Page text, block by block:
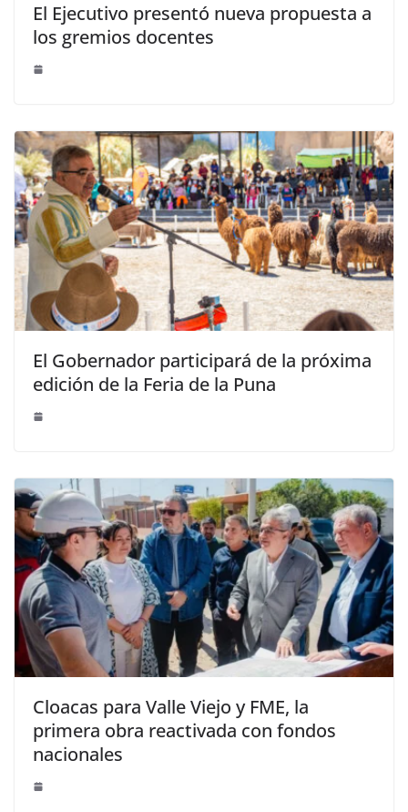
El Ejecutivo presentó nueva propuesta a
los gremios docentes
El Gobernador participará de la próxima
edición de la Feria de la Puna
Cloacas para Valle Viejo y FME, la
primera obra reactivada con fondos
nacionales